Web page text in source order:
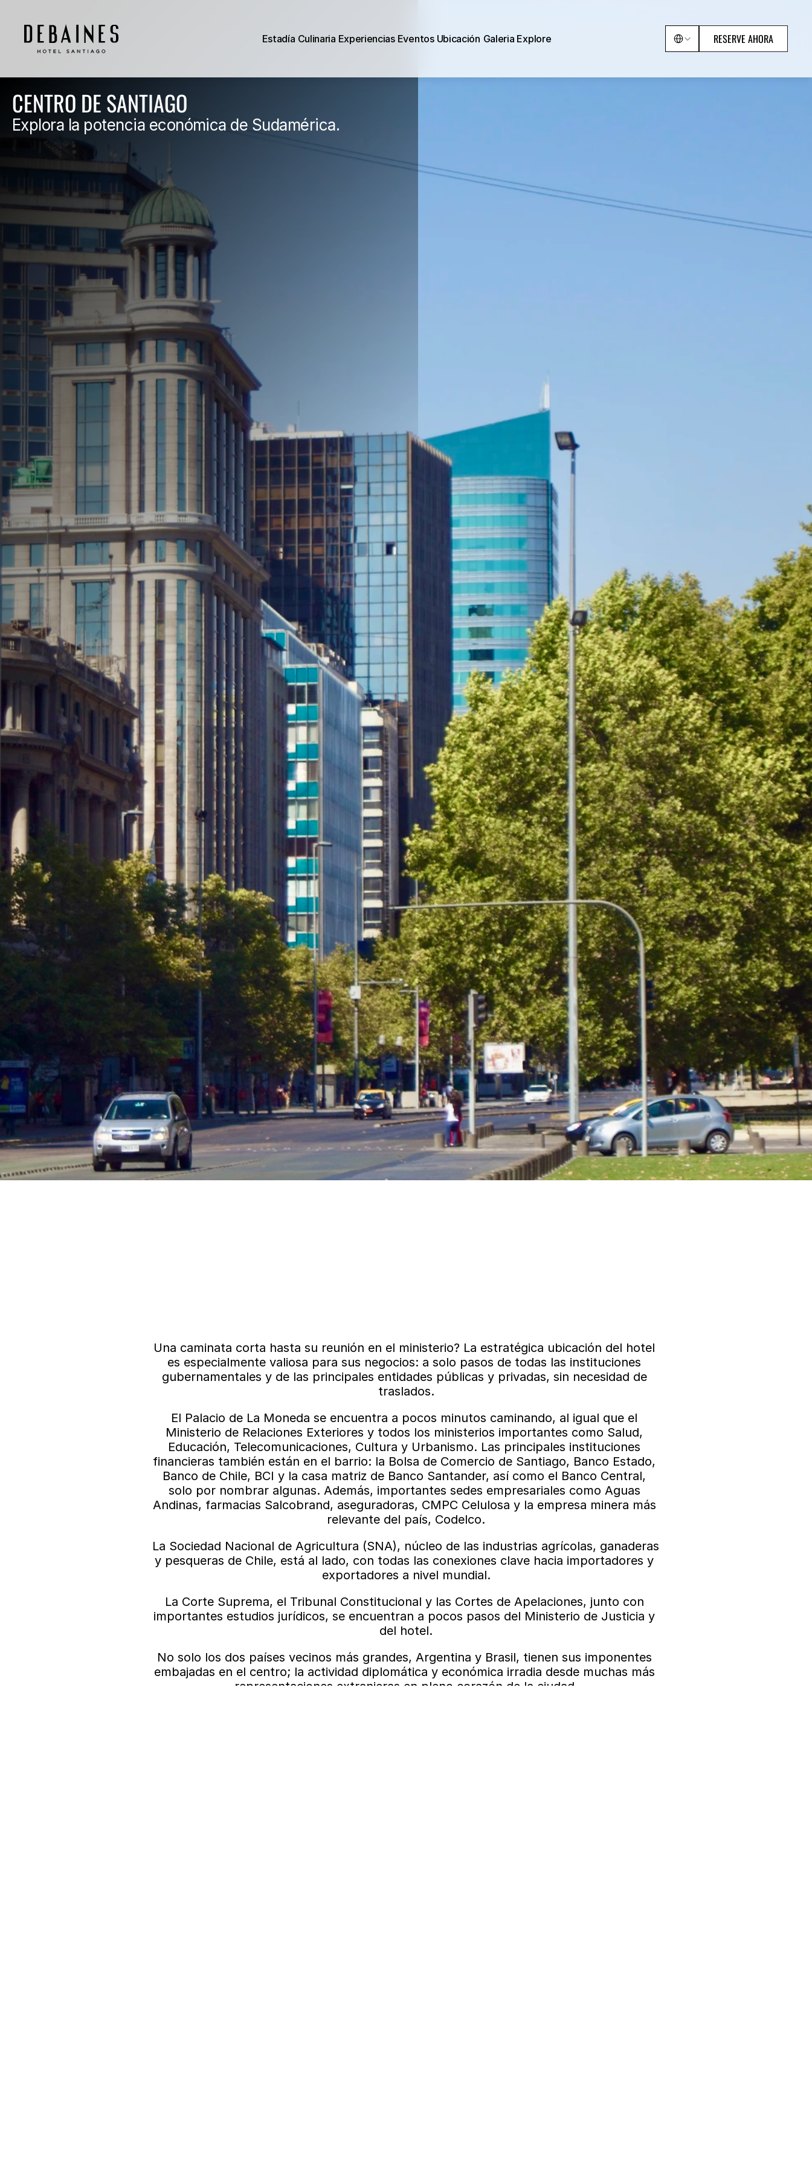
Estadía Culinaria Experiencias Eventos Ubicación Galeria Explore
RESERVE AHORA
CENTRO DE SANTIAGO
Explora la potencia económica de Sudamérica.
Una caminata corta hasta su reunión en el ministerio? La estratégica ubicación del hotel
es especialmente valiosa para sus negocios: a solo pasos de todas las instituciones
gubernamentales y de las principales entidades públicas y privadas, sin necesidad de
traslados.
El Palacio de La Moneda se encuentra a pocos minutos caminando, al igual que el
Ministerio de Relaciones Exteriores y todos los ministerios importantes como Salud,
Educación, Telecomunicaciones, Cultura y Urbanismo. Las principales instituciones
financieras también están en el barrio: la Bolsa de Comercio de Santiago, Banco Estado,
Banco de Chile, BCI y la casa matriz de Banco Santander, así como el Banco Central,
solo por nombrar algunas. Además, importantes sedes empresariales como Aguas
Andinas, farmacias Salcobrand, aseguradoras, CMPC Celulosa y la empresa minera más
relevante del país, Codelco.
La Sociedad Nacional de Agricultura (SNA), núcleo de las industrias agrícolas, ganaderas
y pesqueras de Chile, está al lado, con todas las conexiones clave hacia importadores y
exportadores a nivel mundial.
La Corte Suprema, el Tribunal Constitucional y las Cortes de Apelaciones, junto con
importantes estudios jurídicos, se encuentran a pocos pasos del Ministerio de Justicia y
del hotel.
No solo los dos países vecinos más grandes, Argentina y Brasil, tienen sus imponentes
embajadas en el centro; la actividad diplomática y económica irradia desde muchas más
representaciones extranjeras en pleno corazón de la ciudad.